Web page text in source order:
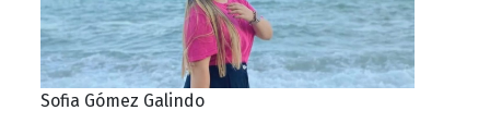
Sofia Gómez Galindo